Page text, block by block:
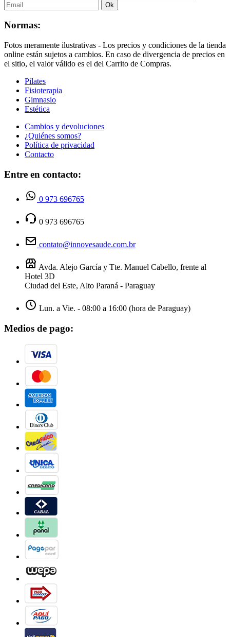
Ok
Normas:
Fotos meramente ilustrativas - Los precios y condiciones de la tienda
online están sujetos a cambios. En caso de divergencia de precios en
el sitio, el valor válido es el del Carrito de Compras.
Pilates
Fisioterapia
Gimnasio
Estética
Cambios y devoluciones
¿Quiénes somos?
Política de privacidad
Contacto
Entre en contacto:
0 973 696765
0 973 696765
contato@innovesaude.com.br
Avda. Alejo García y Tte. Manuel Cabello, frente al
Hotel 3D
Ciudad del Este, Alto Paraná - Paraguay
Lun. a Vie. - 08:00 a 16:00 (hora de Paraguay)
Medios de pago: